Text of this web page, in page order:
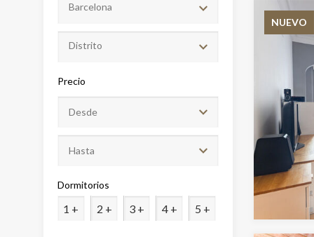
Barcelona
Distrito
Precio
Dormitorios
1 + 2 + 3 + 4 + 5 +
NUEVO
Este
deberá
de la